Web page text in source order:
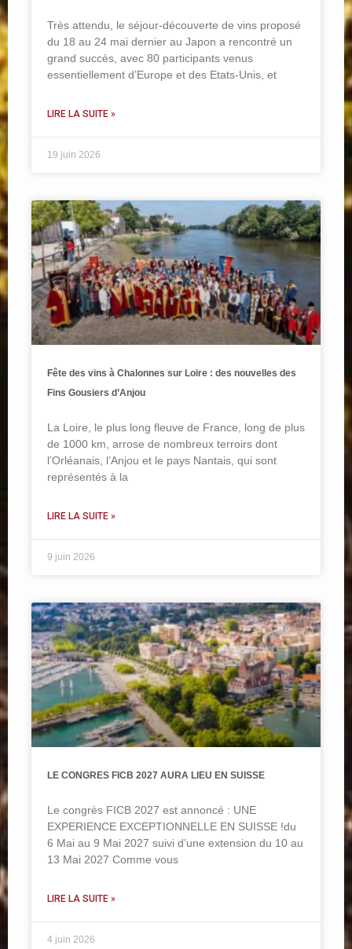
Très attendu, le séjour-découverte de vins proposé
du 18 au 24 mai dernier au Japon a rencontré un
grand succès, avec 80 participants venus
essentiellement d’Europe et des Etats-Unis, et
LIRE LA SUITE »
19 juin 2026
Fête des vins à Chalonnes sur Loire : des nouvelles des
Fins Gousiers d’Anjou
La Loire, le plus long fleuve de France, long de plus
de 1000 km, arrose de nombreux terroirs dont
l’Orléanais, l’Anjou et le pays Nantais, qui sont
représentés à la
LIRE LA SUITE »
9 juin 2026
LE CONGRES FICB 2027 AURA LIEU EN SUISSE
Le congrès FICB 2027 est annoncé : UNE
EXPERIENCE EXCEPTIONNELLE EN SUISSE !du
6 Mai au 9 Mai 2027 suivi d’une extension du 10 au
13 Mai 2027 Comme vous
LIRE LA SUITE »
4 juin 2026